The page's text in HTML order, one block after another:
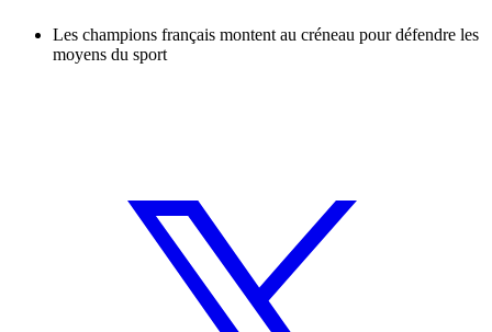
Les champions français montent au créneau pour défendre les
moyens du sport